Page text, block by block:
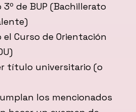
de BUP (Bachillerato
el Curso de Orientación
título universitario (o
los mencionados